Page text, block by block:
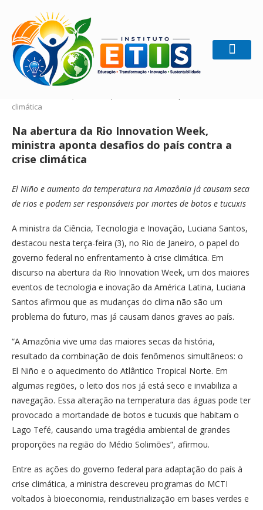
Home Gestão Sustentável
climática
Na abertura da Rio Innovation Week,
ministra aponta desafios do país contra a
crise climática
El Niño e aumento da temperatura na Amazônia já causam seca
de rios e podem ser responsáveis por mortes de botos e tucuxis
A ministra da Ciência, Tecnologia e Inovação, Luciana Santos,
destacou nesta terça-feira (3), no Rio de Janeiro, o papel do
governo federal no enfrentamento à crise climática. Em
discurso na abertura da Rio Innovation Week, um dos maiores
eventos de tecnologia e inovação da América Latina, Luciana
Santos afirmou que as mudanças do clima não são um
problema do futuro, mas já causam danos graves ao país.
“A Amazônia vive uma das maiores secas da história,
resultado da combinação de dois fenômenos simultâneos: o
El Niño e o aquecimento do Atlântico Tropical Norte. Em
algumas regiões, o leito dos rios já está seco e inviabiliza a
navegação. Essa alteração na temperatura das águas pode ter
provocado a mortandade de botos e tucuxis que habitam o
Lago Tefé, causando uma tragédia ambiental de grandes
proporções na região do Médio Solimões”, afirmou.
Entre as ações do governo federal para adaptação do país à
crise climática, a ministra descreveu programas do MCTI
voltados à bioeconomia, reindustrialização em bases verdes e